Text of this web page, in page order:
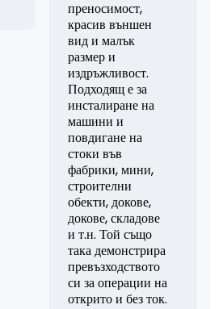
преносимост,
красив външен
вид и малък
размер и
издръжливост.
Подходящ е за
инсталиране на
машини и
повдигане на
стоки във
фабрики, мини,
строителни
обекти, докове,
докове, складове
и т.н. Той също
така демонстрира
превъзходството
си за операции на
открито и без ток.